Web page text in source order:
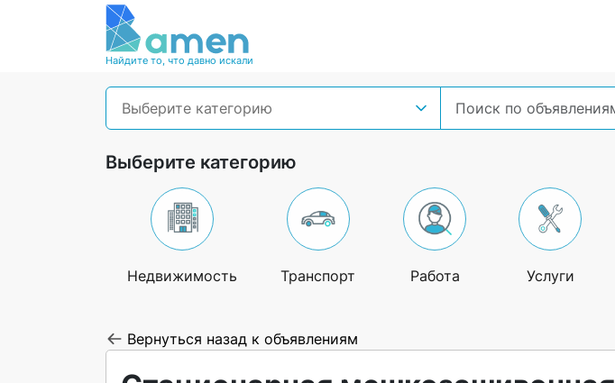
Найдите то, что давно искали
Выберите категорию
Выберите категорию
Недвижимость Транспорт Работа Услуги
Вернуться назад к объявлениям